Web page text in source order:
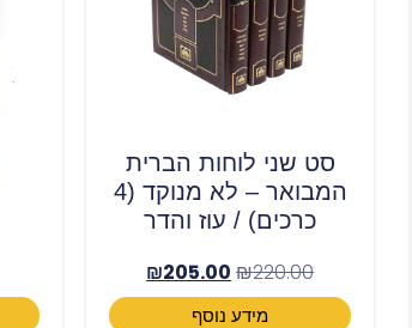
סט שני לוחות הברית
המבואר – לא מנוקד (4
כרכים) / עוז והדר
₪220.00
₪205.00
מידע נוסף